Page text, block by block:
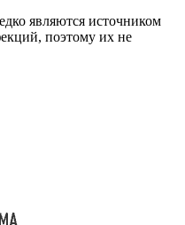
являются источником
поэтому их не